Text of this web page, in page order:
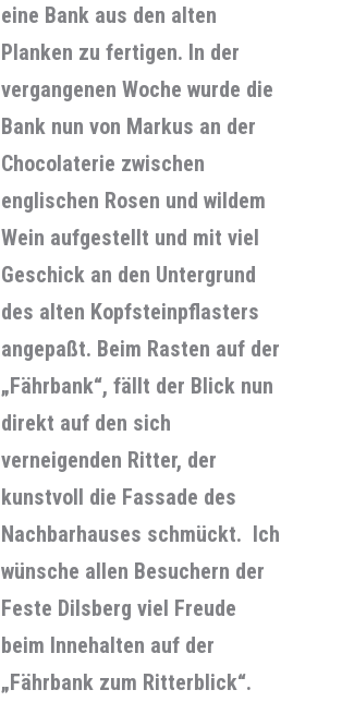
eine Bank aus den alten
Planken zu fertigen. In der
vergangenen Woche wurde die
Bank nun von Markus an der
Chocolaterie zwischen
englischen Rosen und wildem
Wein aufgestellt und mit viel
Geschick an den Untergrund
des alten Kopfsteinpflasters
angepaßt. Beim Rasten auf der
„Fährbank“, fällt der Blick nun
direkt auf den sich
verneigenden Ritter, der
kunstvoll die Fassade des
Nachbarhauses schmückt. Ich
wünsche allen Besuchern der
Feste Dilsberg viel Freude
beim Innehalten auf der
„Fährbank zum Ritterblick“.